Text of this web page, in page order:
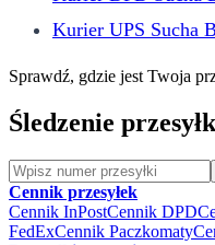
Kurier UPS Sucha
Sprawdź, gdzie jest Twoja
Śledzenie
Cennik przesyłek
Cennik InPostCennik DPD
FedExCennik Paczkomaty